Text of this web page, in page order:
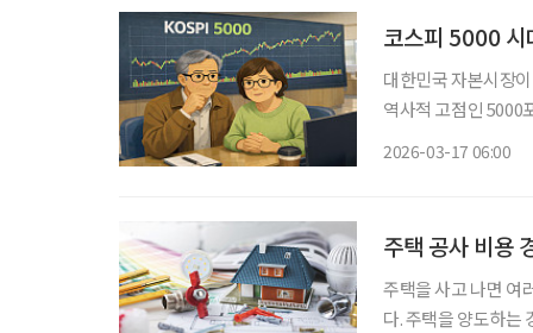
코스피 5000 시
대한민국 자본시장
역사적 고점인 5000
2026-03-17 06:00
주택 공사 비용
주택을 사고 나면 여
다. 주택을 양도하는